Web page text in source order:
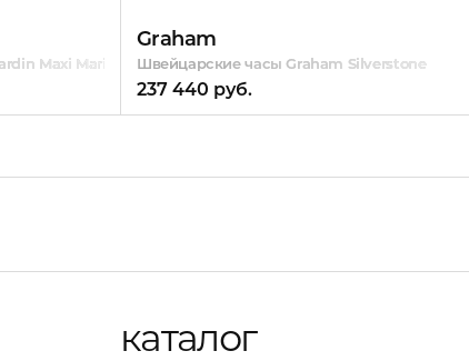
Maxi Marine Chronometer 41 mm
Graham
Швейцарские часы Graham Silverstone
237 440 руб.
каталог